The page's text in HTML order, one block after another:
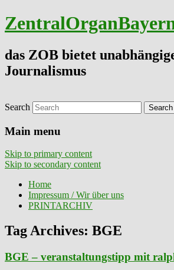
das ZOB bietet
Journalismus
Search
Main menu
Skip to primary content
Skip to secondary content
Home
Impressum / Wir über uns
PRINTARCHIV
Tag Archives: BGE
BGE – veranstaltungstipp mit